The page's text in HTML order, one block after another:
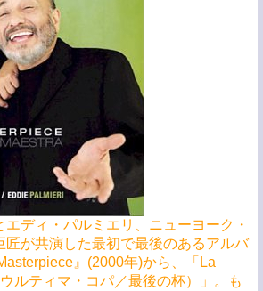
ディ・パルミエリ、ニューヨーク・
匠が共演した最初で最後のあるアルバ
』(2000年)から、「La
ルティマ・コパ／最後の杯）」。も